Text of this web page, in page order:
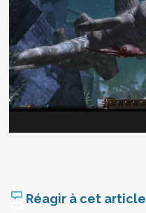
Réagir à cet article